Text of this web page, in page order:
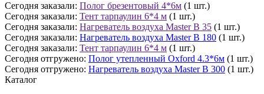
Сегодня заказали: Полог брезентовый 4*6м (1 шт.)
Сегодня заказали: Тент тарпаулин 6*4 м (1 шт.)
Сегодня заказали: Нагреватель воздуха Master B 35 (1 шт.)
Сегодня заказали: Нагреватель воздуха Master B 180 (1 шт.)
Сегодня заказали: Тент тарпаулин 6*4 м (1 шт.)
Сегодня отгружено: Полог утепленный Oxford 4.3*6м (1 шт.)
Сегодня отгружено: Нагреватель воздуха Master B 300 (1 шт.)
Каталог